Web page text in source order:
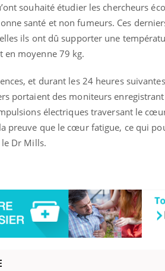
souhaité étudier les chercheurs
santé et non fumeurs. Ces
ils ont dû supporter une
en moyenne 79 kg.
et durant les 24 heures
portaient des moniteurs
électriques traversant le
preuve que le cœur fatigue, ce qui
Dr Mills.